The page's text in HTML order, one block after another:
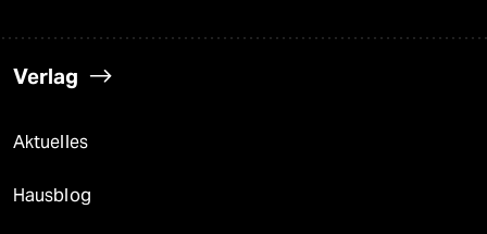
Verlag
Aktuelles
Hausblog